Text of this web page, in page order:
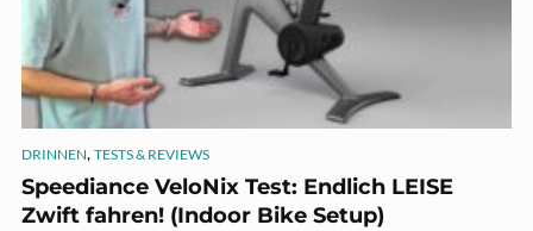
DRINNEN, TESTS & REVIEWS
Speediance VeloNix Test: Endlich LEISE
Zwift fahren! (Indoor Bike Setup)